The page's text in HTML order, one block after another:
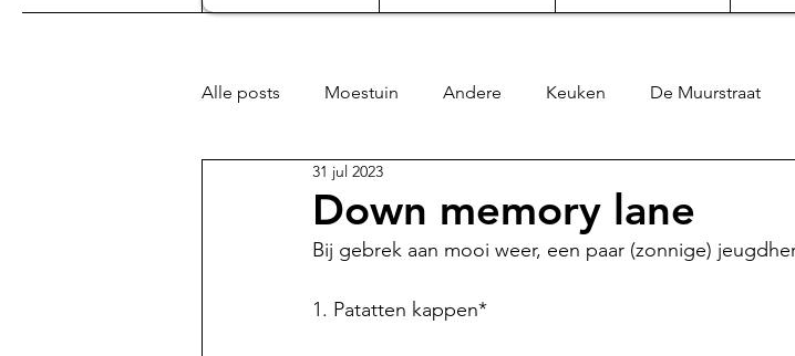
Alle posts Moestuin Andere Keuken De Muurstraat
Down memory lane
31 jul 2023
Bij gebrek aan mooi weer, een paar (zonnige)
1. Patatten kappen*